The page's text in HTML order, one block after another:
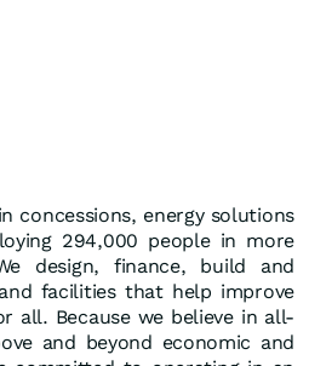
concessions, energy solutions
294,000 people in more
design, finance, build and
facilities that help improve
all. Because we believe in all-
and beyond economic and